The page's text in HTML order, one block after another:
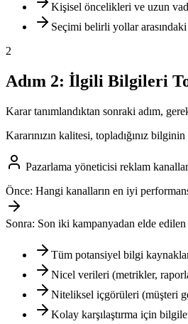
Kişisel öncelikleri ve uzun
Seçimi belirli yollar
2
Adım 2: İlgili Bilgileri
Karar tanımlandıktan sonraki adım,
Kararınızın kalitesi, topladığınız
Pazarlama yöneticisi reklam
Önce: Hangi kanalların en iyi
Sonra: Son iki kampanyadan elde
Tüm potansiyel bilgi
Nicel verileri (metrikler,
Niteliksel içgörüleri (müşteri
Kolay karşılaştırma için